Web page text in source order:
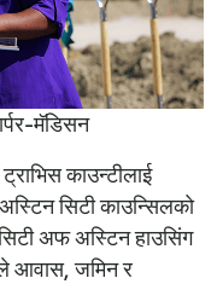
मॅडिसन
काउन्टीलाई
सिटी काउन्सिलको
अफ अस्टिन हाउसिंग
आवास, जमिन र